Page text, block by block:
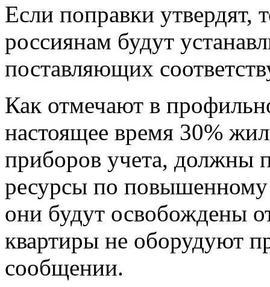
Если поправки утвердят,
россиянам будут
поставляющих
Как отмечают в
настоящее время 30%
приборов учета, должны
ресурсы по
они будут освобождены
квартиры не оборудуют
сообщении.